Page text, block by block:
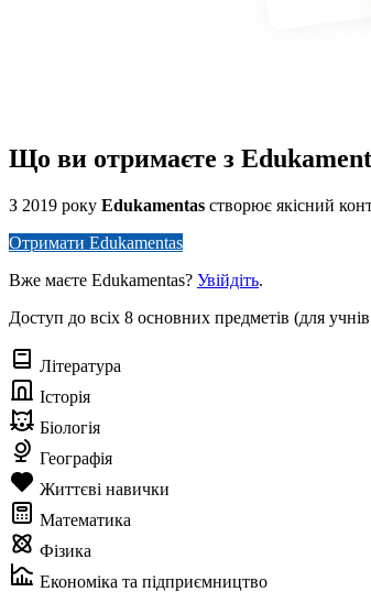
Що ви отримаєте з
З 2019 року Edukamentas створює якісний
Отримати Edukamentas
Вже маєте Edukamentas? Увійдіть.
Доступ до всіх 8 основних предметів (для
Література
Історія
Біологія
Географія
Життєві навички
Математика
Фізика
Економіка та підприємництво